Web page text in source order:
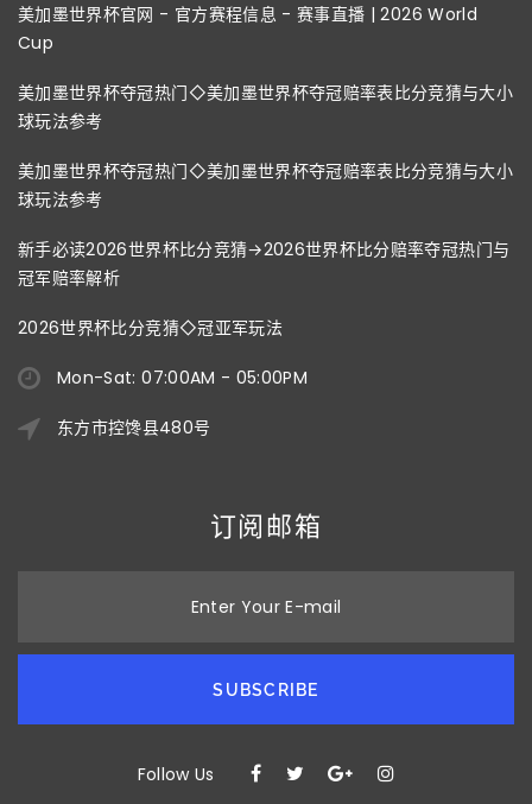
美加墨世界杯官网 - 官方赛程信息 - 赛事直播 | 2026 World
Cup
美加墨世界杯夺冠热门◇美加墨世界杯夺冠赔率表比分竞猜与大小
球玩法参考
美加墨世界杯夺冠热门◇美加墨世界杯夺冠赔率表比分竞猜与大小
球玩法参考
新手必读2026世界杯比分竞猜→2026世界杯比分赔率夺冠热门与
冠军赔率解析
2026世界杯比分竞猜◇冠亚军玩法
Mon-Sat: 07:00AM - 05:00PM
东方市控馋县480号
订阅邮箱
Enter Your E-mail
SUBSCRIBE
Follow Us